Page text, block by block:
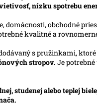
nízku spotrebu
domácnosti, obchodné
kvalitné a
s pružinkami,
stropov. Je
studenej alebo teplej